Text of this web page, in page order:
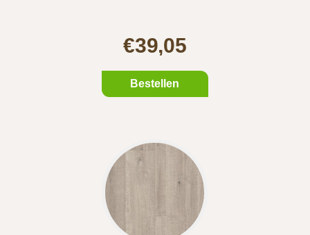
€39,05
Bestellen